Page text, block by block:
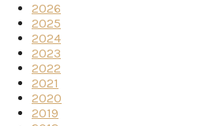
2026
2025
2024
2023
2022
2021
2020
2019